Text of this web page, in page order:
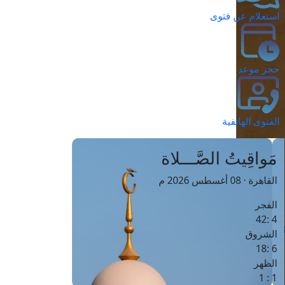
استعلام عن فتوى
حجز موعد
الفتوى الهاتفية
مَواقِيتُ الصَّـــلاة
القاهرة · 08 أغسطس 2026 م
الفجر
4 :42
الشروق
6 :18
الظهر
1 : 1